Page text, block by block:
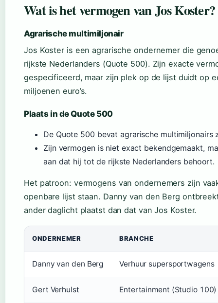
Wat is het vermogen van Jos Koster?
Agrarische multimiljonair
Jos Koster is een agrarische ondernemer die
rijkste Nederlanders (Quote 500). Zijn exacte
gespecificeerd, maar zijn plek op de lijst duidt op
miljoenen euro’s.
Plaats in de Quote 500
De Quote 500 bevat agrarische multimiljonairs
Zijn vermogen is niet exact bekendgemaakt,
aan dat hij tot de rijkste Nederlanders behoort.
Het patroon: vermogens van ondernemers zijn
openbare lijst staan. Danny van den Berg
ander daglicht plaatst dan dat van Jos Koster.
ONDERNEMER BRANCHE
Danny van den Berg Verhuur supersportwagens
Gert Verhulst Entertainment (Studio 100)